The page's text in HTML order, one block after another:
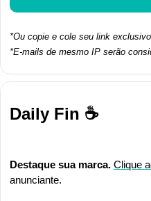
*Ou copie e cole seu link
*E-mails de mesmo IP serão
Daily Fin ☕
Destaque sua marca. Clique
anunciante.